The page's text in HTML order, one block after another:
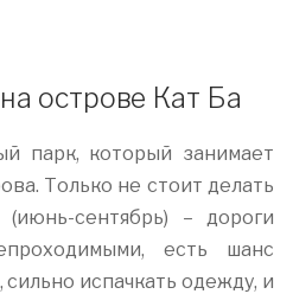
острове Кат Ба
парк, который занимает
Только не стоит делать
сентябрь) – дороги
есть шанс
сильно испачкать одежду, и